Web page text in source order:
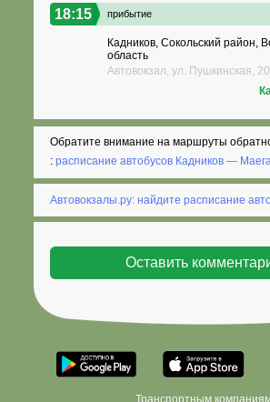
18:15 прибытие
Кадников, Сокольский район,
область
Автовокзал, ул. Пушкинская, 20
Обратите внимание на маршруты
:расписание автобусов Кадников —
Автовокзалы.ру: найдите расписание
Транспортным